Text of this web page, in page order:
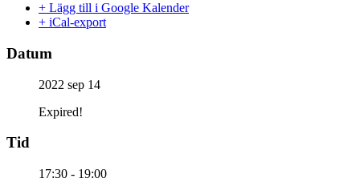
+ Lägg till i Google Kalender
+ iCal-export
Datum
2022 sep 14
Expired!
Tid
17:30 - 19:00